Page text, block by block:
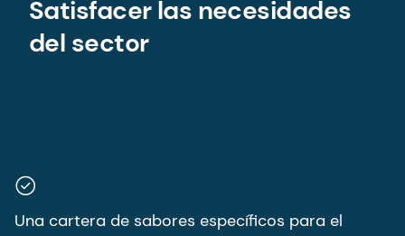
Satisfacer las necesidades
del sector
Una cartera de sabores específicos para el